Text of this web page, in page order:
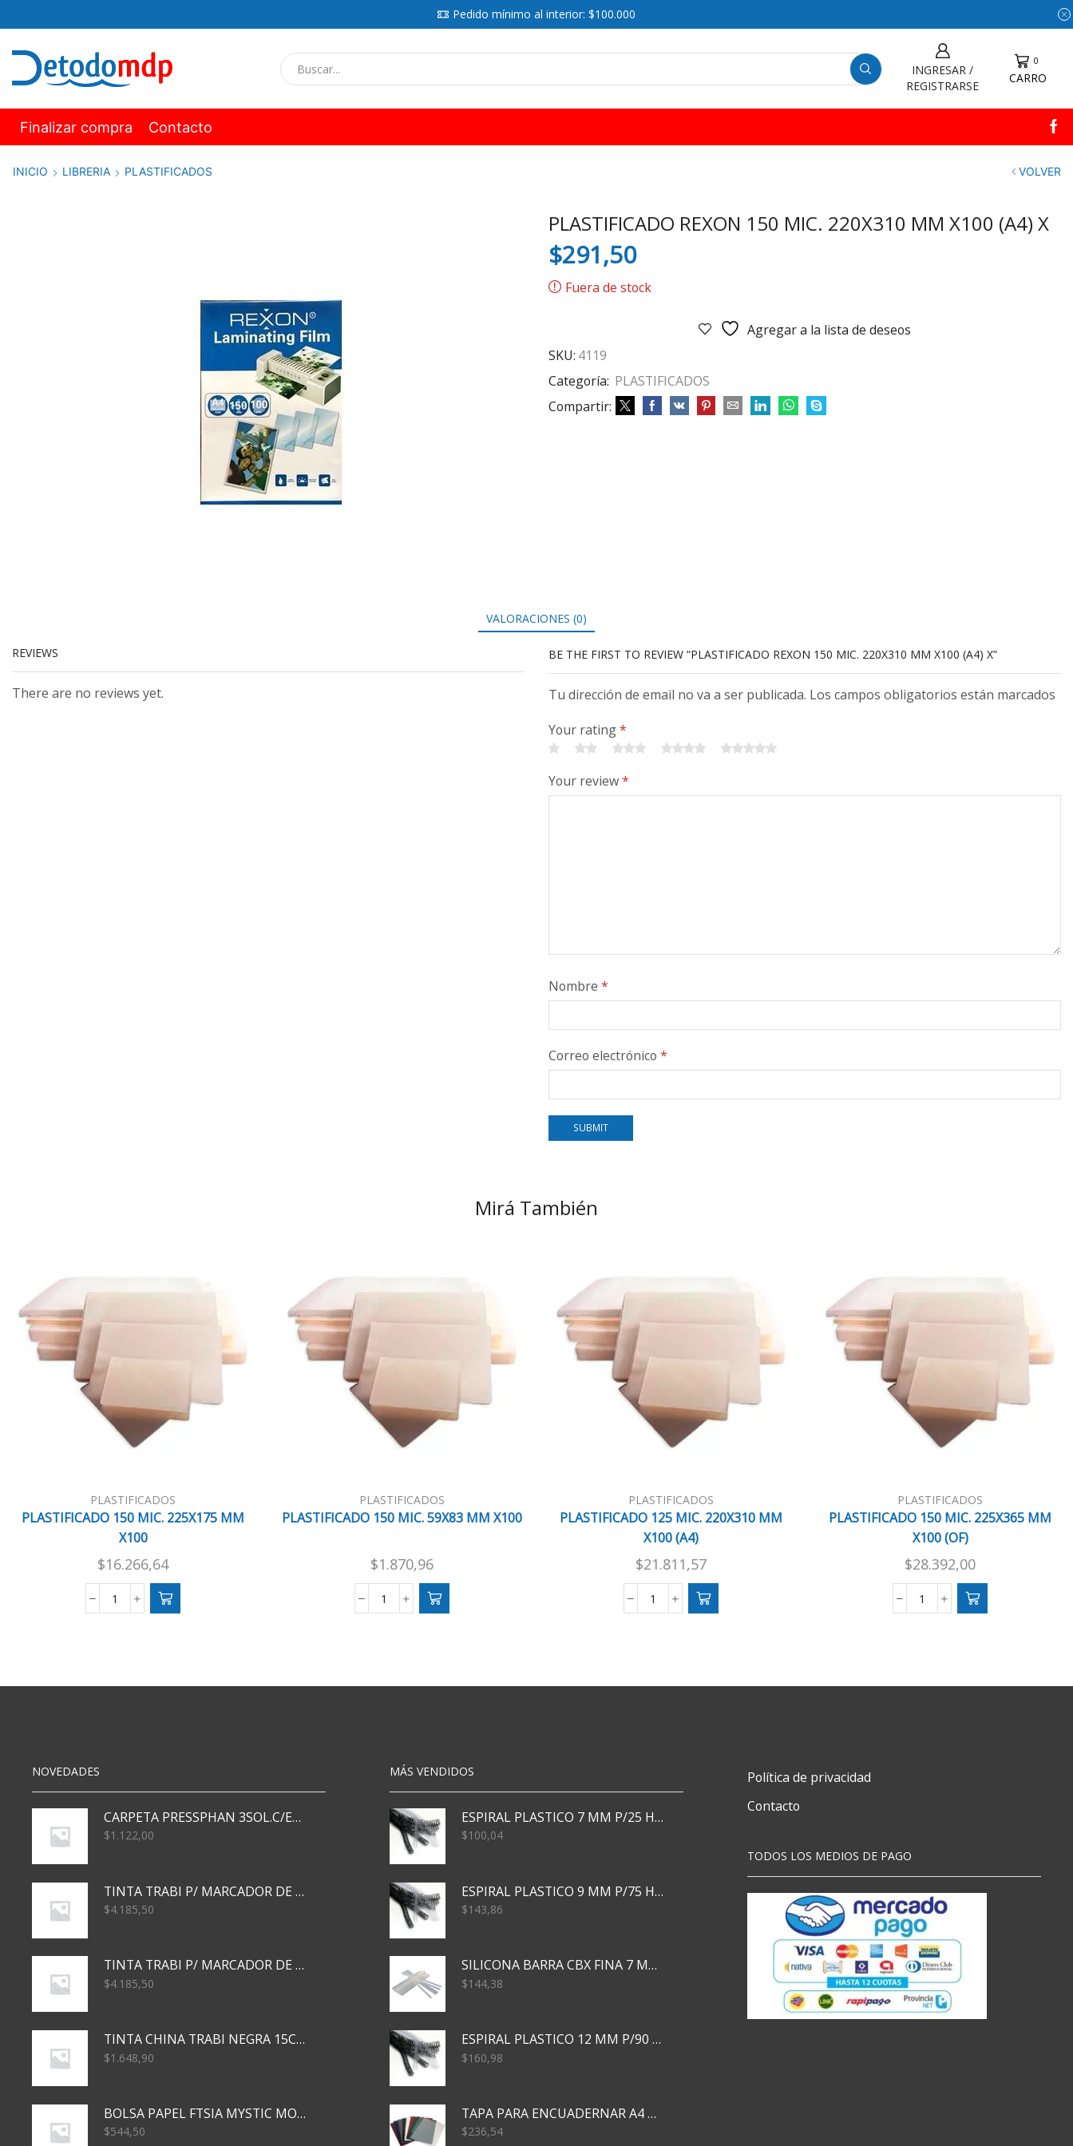
Pedido mínimo al interior: $100.000
INGRESAR /
REGISTRARSE
0
CARRO
Finalizar compra Contacto
INICIO LIBRERIA PLASTIFICADOS VOLVER
PLASTIFICADO REXON 150 MIC. 220X310 MM X100 (A4) X
$291,50
Fuera de stock
Agregar a la lista de deseos
SKU: 4119
Categoría: PLASTIFICADOS
Compartir:
VALORACIONES (0)
REVIEWS
There are no reviews yet.
BE THE FIRST TO REVIEW “PLASTIFICADO REXON 150 MIC. 220X310 MM X100 (A4) X”
Tu dirección de email no va a ser publicada. Los campos obligatorios están marcados
Your rating*
Your review*
Nombre *
Correo electrónico *
Mirá También
PLASTIFICADOS
PLASTIFICADO 150 MIC. 225X175 MM
X100
$16.266,64
PLASTIFICADO
X100
PLASTIFICADOS
PLASTIFICADO 150 MIC. 59X83 MM X100
$1.870,96
PLASTIFICADO
X100
PLASTIFICADOS
PLASTIFICADO 125 MIC. 220X310 MM
X100 (A4)
$21.811,57
PLASTIFICADO
X100
PLASTIFICADOS
PLASTIFICADO 150 MIC. 225X365 MM
X100 (OF)
$28.392,00
PLASTIFICADO
X100
NOVEDADES
CARPETA PRESSPHAN 3SOL.C/ELAST MARRON A4 P01A
$1.122,00
TINTA TRABI P/ MARCADOR DE PIZARRA x30ml AZUL
$4.185,50
TINTA TRABI P/ MARCADOR DE PIZARRA x30ml ROJO
$4.185,50
TINTA CHINA TRABI NEGRA 15CC TR3460
$1.648,90
BOLSA PAPEL FTSIA MYSTIC MONKEY 14/08/20
$544,50
MÁS VENDIDOS
ESPIRAL PLASTICO 7 MM P/25 HJS X50x3000
$100,04
ESPIRAL PLASTICO 9 MM P/75 HJS X50X2400
$143,86
SILICONA BARRA CBX FINA 7 MM 28 CM
$144,38
ESPIRAL PLASTICO 12 MM P/90 HJS X50X1500
$160,98
TAPA PARA ENCUADERNAR A4 TRANSP x50x500
$236,54
Política de privacidad
Contacto
TODOS LOS MEDIOS DE PAGO